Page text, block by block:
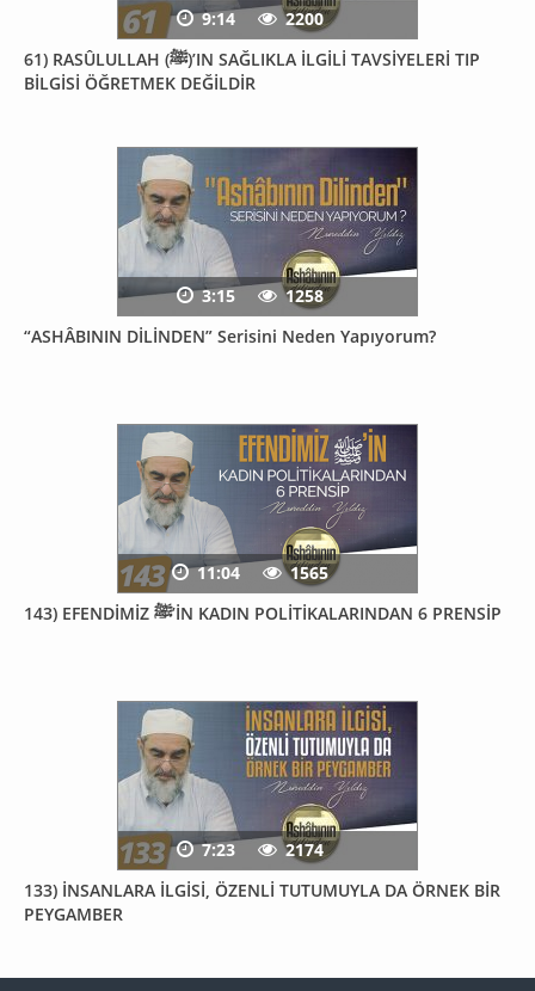
61) RASÛLULLAH (ﷺ)’IN SAĞLIKLA İLGİLİ TAVSİYELERİ TIP
BİLGİSİ ÖĞRETMEK DEĞİLDİR
9:14 2200
“ASHÂBININ DİLİNDEN” Serisini Neden Yapıyorum?
3:15 1258
143) EFENDİMİZ ﷺ’İN KADIN POLİTİKALARINDAN 6 PRENSİP
11:04 1565
133) İNSANLARA İLGİSİ, ÖZENLİ TUTUMUYLA DA ÖRNEK BİR
PEYGAMBER
7:23 2174